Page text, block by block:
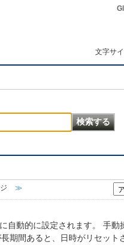
文字サ
≫
自動的に設定されます。 手動
期間あると、日時がリセット